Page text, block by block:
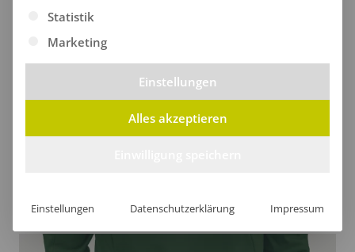
Stilvoller Nackenbereich
Der Nackenbereich dieser stilvollen Softshelljacke
bietet dir optimalen Schutz, während die
Innenschicht für wohlige Wärme sorgt. Mit einem
Statistik
Marketing
Einstellungen
Alles akzeptieren
Einstellungen Datenschutzerklärung Impressum